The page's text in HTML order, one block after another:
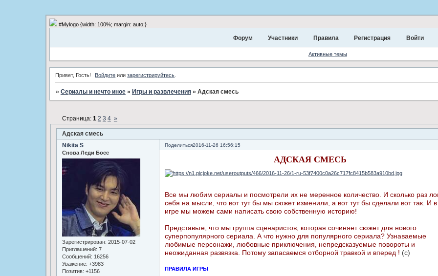
#Mylogo {width: 100%; margin: auto;}
Форум Участники Правила Регистрация Войти
Активные темы
Привет, Гость! Войдите илизарегистрируйтесь
» Сериалы и нечто иное » Игры и развлечения » Адская смесь
Адская смесь
Страница: 1 2 3 4 »
Поделиться2016-11-26 16:56:15
Nikita S
Снова Леди Босс
Зарегистрирован: 2015-07-02
Приглашений: 7
Сообщений: 16256
Уважение: +3983
Позитив: +1156
АДСКАЯ СМЕСЬ
Все мы любим сериалы и посмотрели их не меренное количество. И сколько раз
себя на мысли, что вот тут бы мы сюжет изменили, а вот тут бы сделали вот так. И в
игре мы можем сами написать свою собственную историю!
Представьте, что мы группа сценаристов, которая сочиняет сюжет для нового
суперпопулярного сериала. А что нужно для популярного сериала? Узнаваемые
любимые персонажи, любовные приключения, непредсказуемые повороты и
неожиданная развязка. Потому запасаемся отборной травкой и вперед ! (с)
ПРАВИЛА ИГРЫ